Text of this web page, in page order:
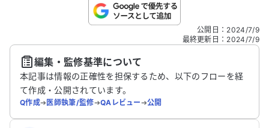
こちらは送信専用のフォームです。氏名やご自身の病気の詳細な
送信する
公開日 ： 2024/7/9
最終更新日 ： 2024/7/9
編集・監修基準について
本記事は情報の正確性を担保するため、以下のフローを経
て作成・公開されています。
Q作成➔医師執筆/監修➔QAレビュー➔公開